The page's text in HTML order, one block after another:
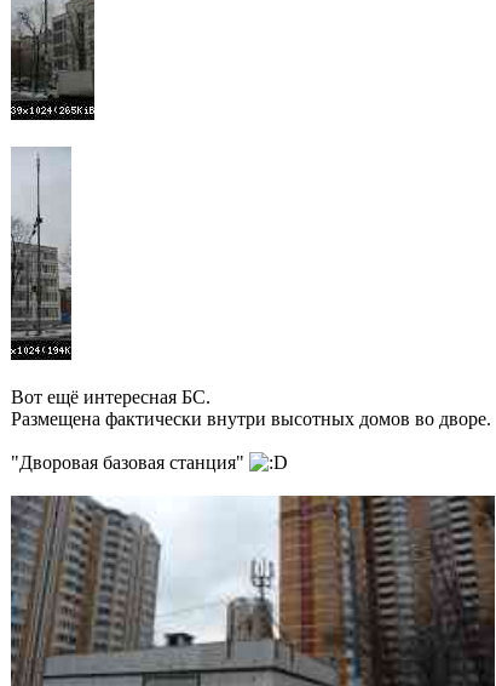
Вот ещё интересная БС.
Размещена фактически внутри высотных домов во дворе.
"Дворовая базовая станция"